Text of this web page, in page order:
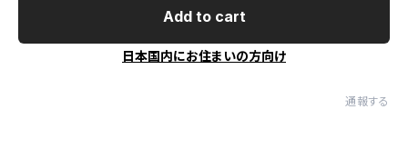
Add to cart
日本国内にお住まいの方向け
通報する